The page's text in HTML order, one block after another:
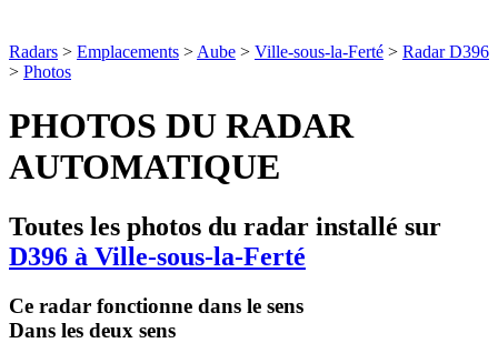
Radars > Emplacements > Aube > Ville-sous-la-Ferté > Radar D396
> Photos
PHOTOS DU RADAR
AUTOMATIQUE
Toutes les photos du radar installé sur
D396 à Ville-sous-la-Ferté
Ce radar fonctionne dans le sens
Dans les deux sens